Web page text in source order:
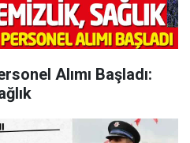
Alımı Başladı: